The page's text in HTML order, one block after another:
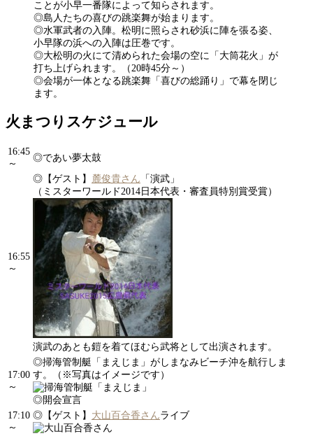
ことが小早一番隊によって知らされます。
◎島人たちの喜びの跳楽舞が始まります。
◎水軍武者の入陣。松明に照らされ砂浜に陣を張る姿、
小早隊の浜への入陣は圧巻です。
◎大松明の火にて清められた会場の空に「大筒花火」が
打ち上げられます。（20時45分～）
◎会場が一体となる跳楽舞「喜びの総踊り」で幕を閉じ
ます。
火まつりスケジュール
16:45
～
◎であい夢太鼓
16:55
～
◎【ゲスト】 麓俊貴さん 「演武」
（ミスターワールド2014日本代表・審査員特別賞受賞）
演武のあとも鎧を着てほむら武将として出演されます。
17:00
～
◎掃海管制艇「まえじま」がしまなみビーチ沖を航行しま
す。（※写真はイメージです）
◎開会宣言
17:10
～
◎【ゲスト】 大山百合香さんライブ